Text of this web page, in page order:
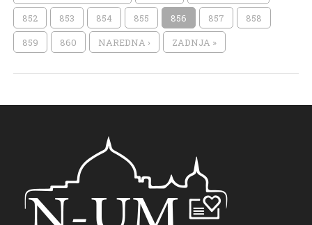
852 853 854 855 856 857 858
859 860 NAREDNA › ZADNJA »